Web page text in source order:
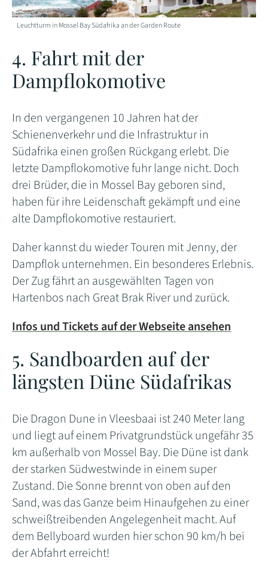
Leuchtturm in Mossel Bay Südafrika an der Garden Route
4. Fahrt mit der
Dampflokomotive
In den vergangenen 10 Jahren hat der
Schienenverkehr und die Infrastruktur in
Südafrika einen großen Rückgang erlebt. Die
letzte Dampflokomotive fuhr lange nicht. Doch
drei Brüder, die in Mossel Bay geboren sind,
haben für ihre Leidenschaft gekämpft und eine
alte Dampflokomotive restauriert.
Daher kannst du wieder Touren mit Jenny, der
Dampflok unternehmen. Ein besonderes Erlebnis.
Der Zug fährt an ausgewählten Tagen von
Hartenbos nach Great Brak River und zurück.
Infos und Tickets auf der Webseite ansehen
5. Sandboarden auf der
längsten Düne Südafrikas
Die Dragon Dune in Vleesbaai ist 240 Meter lang
und liegt auf einem Privatgrundstück ungefähr 35
km außerhalb von Mossel Bay. Die Düne ist dank
der starken Südwestwinde in einem super
Zustand. Die Sonne brennt von oben auf den
Sand, was das Ganze beim Hinaufgehen zu einer
schweißtreibenden Angelegenheit macht. Auf
dem Bellyboard wurden hier schon 90 km/h bei
der Abfahrt erreicht!